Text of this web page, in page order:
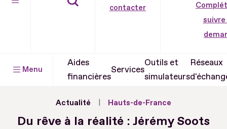
contacter
suivre
Menu
Aides
financières
Services
Outils et
simulateurs
Réseaux
Actualité Hauts-de-France
Du rêve à la réalité : Jérémy Soots